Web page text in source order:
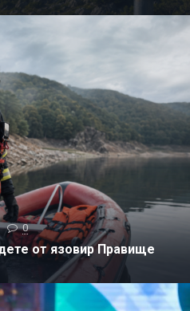
0
от язовир Правище